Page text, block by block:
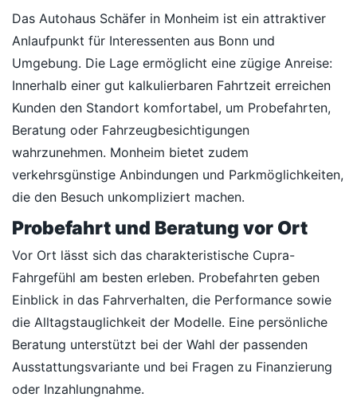
Das Autohaus Schäfer in Monheim ist ein attraktiver
Anlaufpunkt für Interessenten aus Bonn und
Umgebung. Die Lage ermöglicht eine zügige Anreise:
Innerhalb einer gut kalkulierbaren Fahrtzeit erreichen
Kunden den Standort komfortabel, um Probefahrten,
Beratung oder Fahrzeugbesichtigungen
wahrzunehmen. Monheim bietet zudem
verkehrsgünstige Anbindungen und Parkmöglichkeiten,
die den Besuch unkompliziert machen.
Probefahrt und Beratung vor Ort
Vor Ort lässt sich das charakteristische Cupra-
Fahrgefühl am besten erleben. Probefahrten geben
Einblick in das Fahrverhalten, die Performance sowie
die Alltagstauglichkeit der Modelle. Eine persönliche
Beratung unterstützt bei der Wahl der passenden
Ausstattungsvariante und bei Fragen zu Finanzierung
oder Inzahlungnahme.